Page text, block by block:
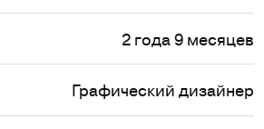
2 года 9 месяцев
Графический дизайнер